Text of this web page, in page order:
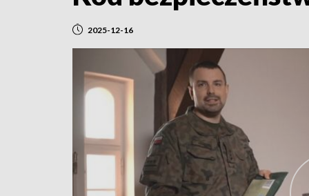
2025-12-16